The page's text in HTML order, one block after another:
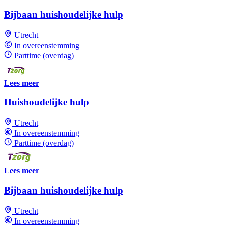
Bijbaan huishoudelijke hulp
Utrecht
In overeenstemming
Parttime (overdag)
Lees meer
Huishoudelijke hulp
Utrecht
In overeenstemming
Parttime (overdag)
Lees meer
Bijbaan huishoudelijke hulp
Utrecht
In overeenstemming